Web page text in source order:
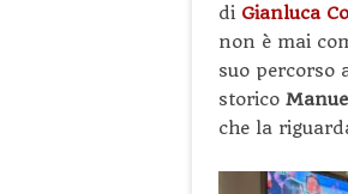
di Gianluca
non è mai
suo percorso
storico
che la